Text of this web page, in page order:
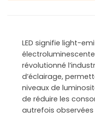
LED signifie light-
révolutionné
d’éclairage,
niveaux de
de réduire les
autrefois